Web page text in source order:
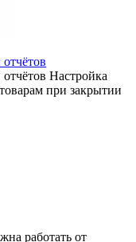
Настройка
при закрытии
работать от